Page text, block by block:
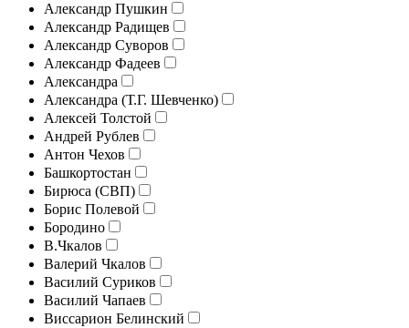
Александр Пушкин
Александр Радищев
Александр Суворов
Александр Фадеев
Александра
Александра (Т.Г. Шевченко)
Алексей Толстой
Андрей Рублев
Антон Чехов
Башкортостан
Бирюса (СВП)
Борис Полевой
Бородино
В.Чкалов
Валерий Чкалов
Василий Суриков
Василий Чапаев
Виссарион Белинский